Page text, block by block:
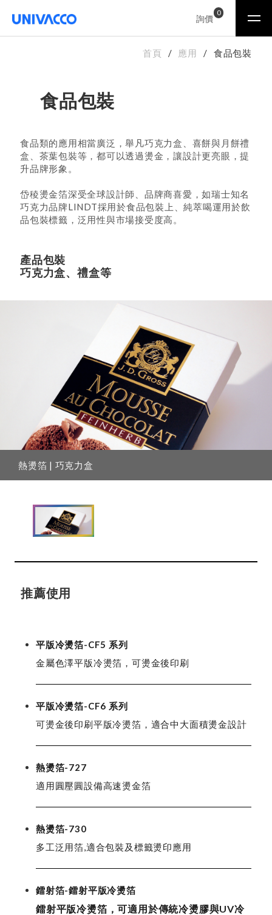
詢價
0
首頁 應用 食品包裝
食品包裝
食品類的應用相當廣泛，舉凡巧克力盒、喜餅與月餅禮
盒、茶葉包裝等，都可以透過燙金，讓設計更亮眼，提
升品牌形象。
岱稜燙金箔深受全球設計師、品牌商喜愛，如瑞士知名
巧克力品牌LINDT採用於食品包裝上、純萃喝運用於飲
品包裝標籤，泛用性與市場接受度高。
產品包裝
巧克力盒、禮盒等
熱燙箔 | 巧克力盒
推薦使用
平版冷燙箔-CF5 系列
金屬色澤平版冷燙箔，可燙金後印刷
平版冷燙箔-CF6 系列
可燙金後印刷平版冷燙箔，適合中大面積燙金設計
熱燙箔-727
適用圓壓圓設備高速燙金箔
熱燙箔-730
多工泛用箔,適合包裝及標籤燙印應用
鐳射箔-鐳射平版冷燙箔
鐳射平版冷燙箔，可適用於傳統冷燙膠與UV冷